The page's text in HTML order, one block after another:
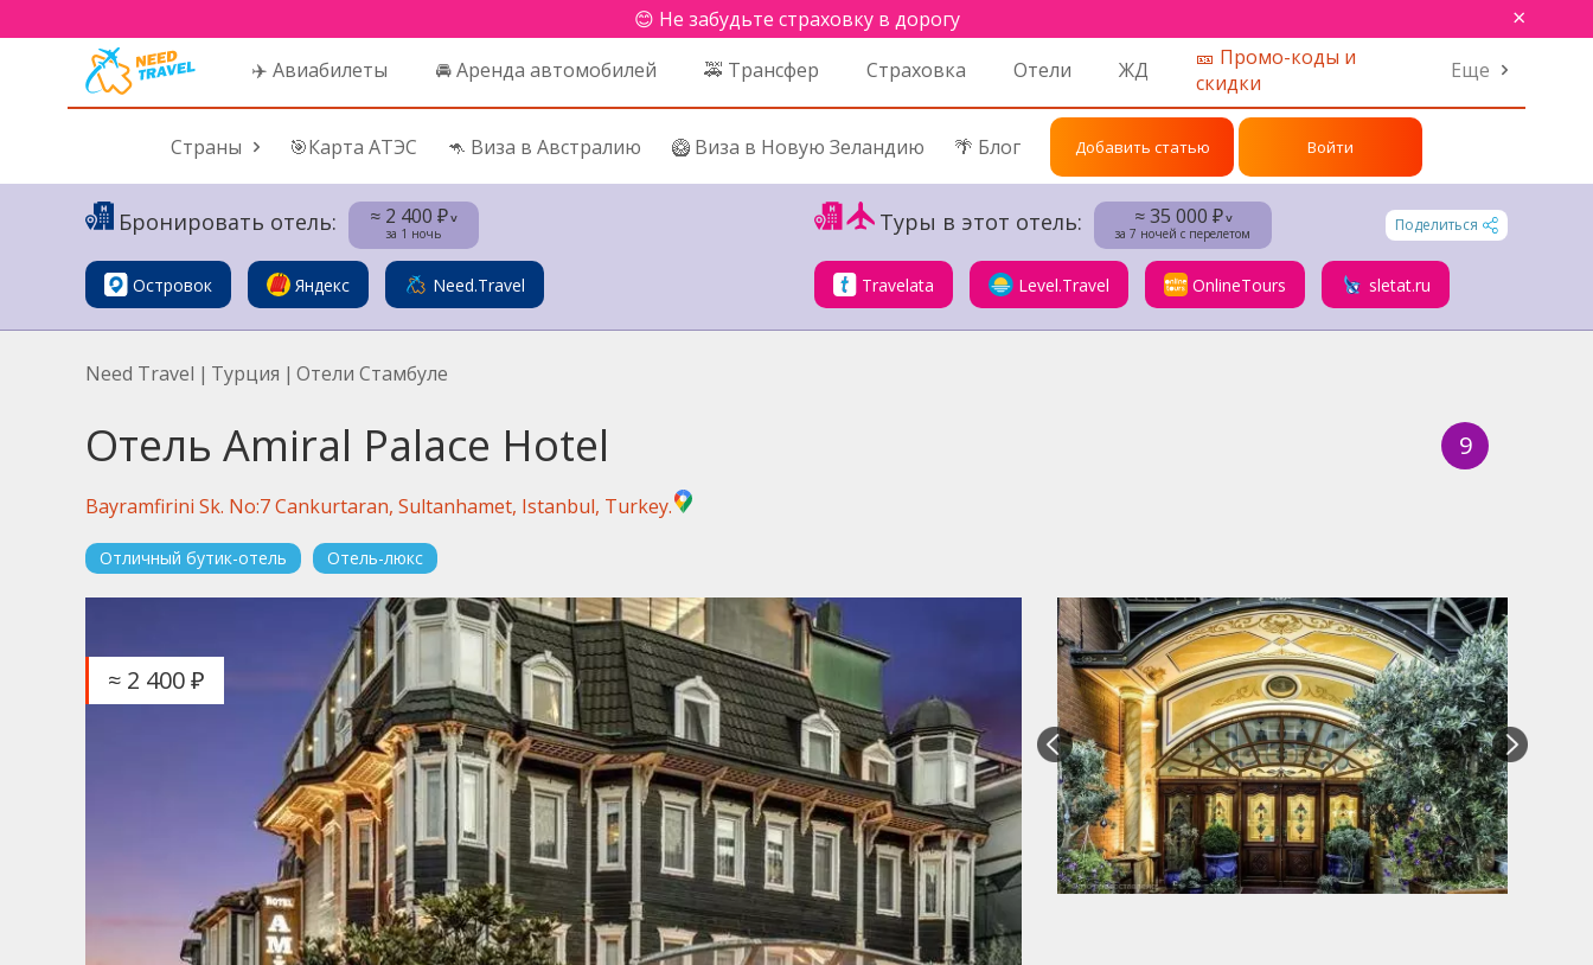
😊 Не забудьте страховку в дорогу ×
✈️ Авиабилеты 🚘 Аренда автомобилей 🚕 Трансфер Страховка Отели ЖД
🎫 Промо-коды и
скидки
Еще
Страны 🎯Карта АТЭС 🦘 Виза в Австралию 🥝 Виза в Новую Зеландию 🌴 Блог Добавить статью Войти
Бронировать отель: ≈ 2 400 ₽˅
за 1 ночь
Островок Яндекс Need.Travel
Туры в этот отель: ≈ 35 000 ₽˅
за 7 ночей с перелетом
Поделиться
Travelata Level.Travel OnlineTours sletat.ru
Need Travel | Турция | Отели Стамбуле
Отель Amiral Palace Hotel 9
Bayramfirini Sk. No:7 Cankurtaran, Sultanhamet, Istanbul, Turkey.
Отличный бутик-отель Отель-люкс
≈ 2 400 ₽